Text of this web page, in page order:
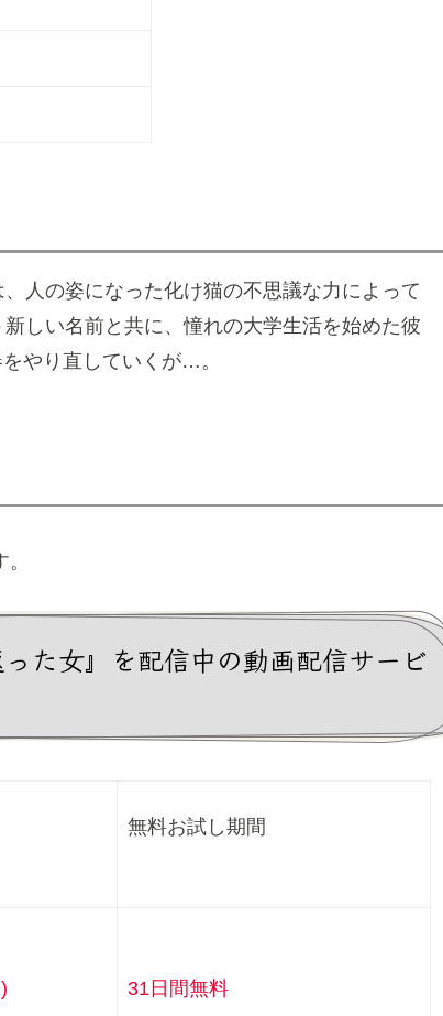
人の姿になった化け猫の不思議な力によって
しい名前と共に、憧れの大学生活を始めた彼
やり直していくが…。
た女』を配信中の動画配信サービ
無料お試し期間
31日間無料